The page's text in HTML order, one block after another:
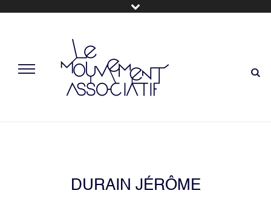
DURAIN JÉRÔME